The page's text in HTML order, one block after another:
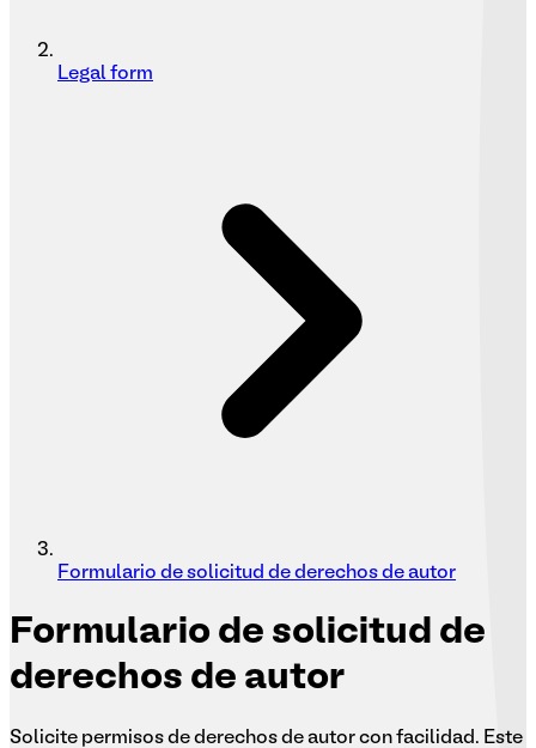
Legal form
Formulario de solicitud de derechos de autor
Formulario de solicitud de
derechos de autor
Solicite permisos de derechos de autor con facilidad. Este